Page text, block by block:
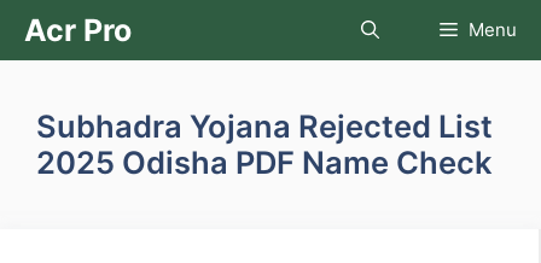
SkipAcr Pro Menu
Subhadra Yojana Rejected List
2025 Odisha PDF Name Check